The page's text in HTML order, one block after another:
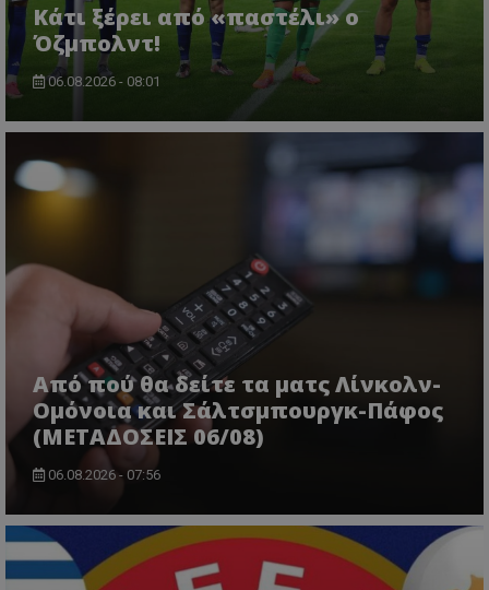
Κάτι ξέρει από «παστέλι» ο
Όζμπολντ!
06.08.2026 - 08:01
Από πού θα δείτε τα ματς Λίνκολν-
Ομόνοια και Σάλτσμπουργκ-Πάφος
(ΜΕΤΑΔΟΣΕΙΣ 06/08)
06.08.2026 - 07:56